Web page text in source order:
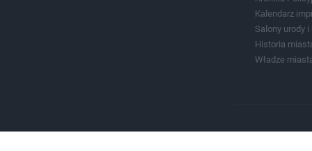
Kalendarz
Salony urody i
Historia
Władze